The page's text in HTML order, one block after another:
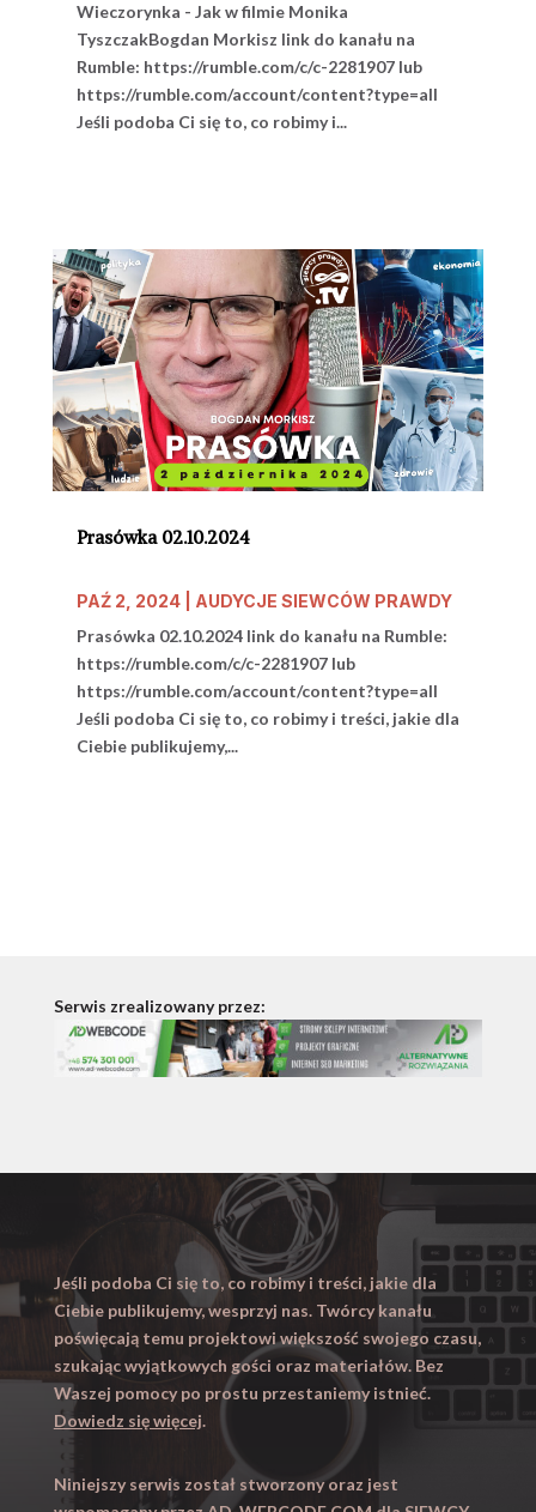
Wieczorynka - Jak w filmie Monika
TyszczakBogdan Morkisz link do kanału na
Rumble: https://rumble.com/c/c-2281907 lub
https://rumble.com/account/content?type=all
Jeśli podoba Ci się to, co robimy i...
Prasówka 02.10.2024
PAŹ 2, 2024| AUDYCJE SIEWCÓW PRAWDY
Prasówka 02.10.2024 link do kanału na Rumble:
https://rumble.com/c/c-2281907 lub
https://rumble.com/account/content?type=all
Jeśli podoba Ci się to, co robimy i treści, jakie dla
Ciebie publikujemy,...
Serwis zrealizowany przez:
Jeśli podoba Ci się to, co robimy i treści, jakie dla
Ciebie publikujemy, wesprzyj nas. Twórcy kanału
poświęcają temu projektowi większość swojego czasu,
szukając wyjątkowych gości oraz materiałów. Bez
Waszej pomocy po prostu przestaniemy istnieć.
Dowiedz się więcej.
Niniejszy serwis został stworzony oraz jest